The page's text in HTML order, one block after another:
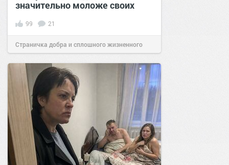
значительно моложе своих
99 21
Страничка добра и сплошного жизненного
позитива!00:1801 фев 2021